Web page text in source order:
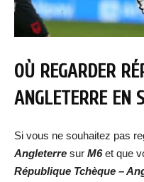
OÙ REGARDER
ANGLETERREEN
Si vous ne souhaitez pas
Angleterre sur M6et que
République Tchèque –